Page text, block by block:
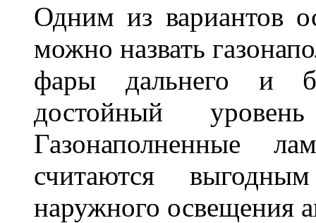
Одним из вариантов
можно назвать
фары дальнего и
достойный
Газонаполненные
считаются
наружного освещения